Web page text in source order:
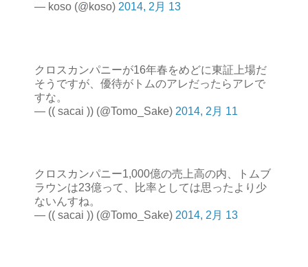
— koso (@koso) 2014, 2月 13
クロスカンパニーが16年春をめどに東証上場だ
そうですが、優待がトムのアレだったらアレで
すな。
— (( sacai )) (@Tomo_Sake) 2014, 2月 11
クロスカンパニー1,000億の売上高の内、トムブ
ラウンは23億って、比率としては思ったより少
ないんすね。
— (( sacai )) (@Tomo_Sake) 2014, 2月 13